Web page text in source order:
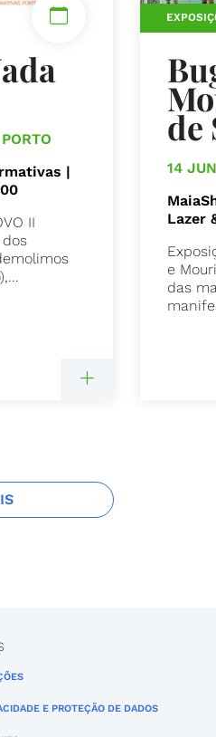
|
II
de
14
Lazer
e
das
E PROTEÇÃO DE DADOS